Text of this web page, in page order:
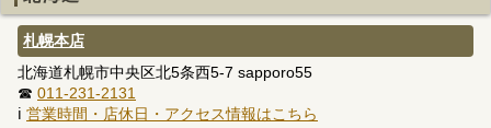
札幌本店
北海道札幌市中央区北5条西5-7 sapporo55
☎ 011-231-2131
ℹ 営業時間・店休日・アクセス情報はこちら